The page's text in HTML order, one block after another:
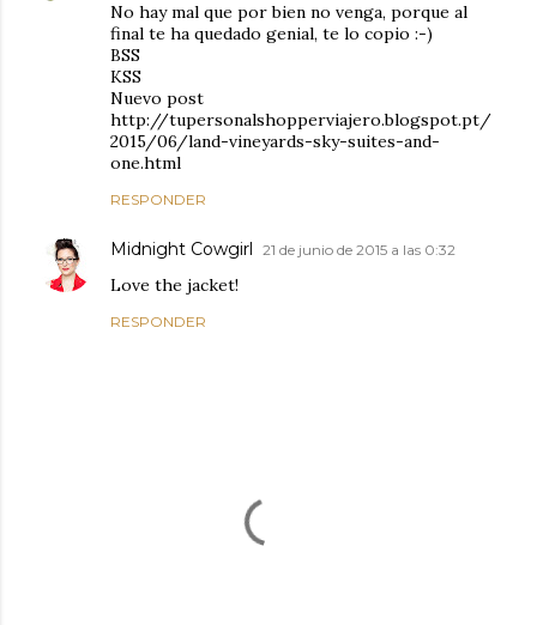
No hay mal que por bien no venga, porque al
final te ha quedado genial, te lo copio :-)
BSS
KSS
Nuevo post
http://tupersonalshopperviajero.blogspot.pt/
2015/06/land-vineyards-sky-suites-and-
one.html
RESPONDER
Midnight Cowgirl 21 de junio de 2015 a las 0:32
Love the jacket!
RESPONDER